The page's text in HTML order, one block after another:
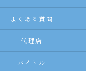
よくある質問
代理店
バイトル